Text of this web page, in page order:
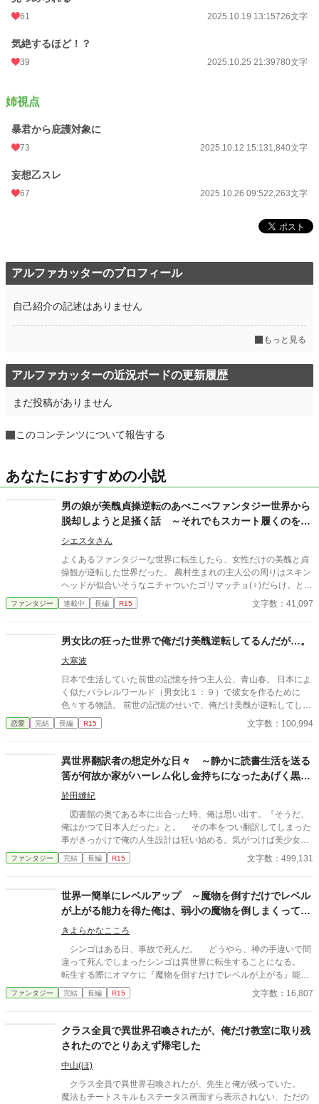
61 2025.10.19 13:15726文字
気絶するほど！？
39 2025.10.25 21:39780文字
姉視点
暴君から庇護対象に
73 2025.10.12 15:131,840文字
妄想乙スレ
67 2025.10.26 09:522,263文字
アルファカッターのプロフィール
自己紹介の記述はありません
もっと見る
アルファカッターの近況ボードの更新履歴
まだ投稿がありません
このコンテンツについて報告する
あなたにおすすめの小説
男の娘が美醜貞操逆転のあべこべファンタジー世界から
脱却しようと足掻く話 ～それでもスカート履くのを止
められない～
シエスタさん
よくあるファンタジーな世界に転生したら、女性だけの美醜と貞
操観が逆転した世界だった。 農村生まれの主人公の周りはスキン
ヘッドが似合いそうなニチャついたゴリマッチョ(♀)だらけ。とい
うかこの世界の”人間の女性”は大体そんな感じばかり。 このまま
だと貞操が危ない！ そんな中、やっと記憶を取り戻した主人公。
話。 気が付いたらその内周囲が亜人(モン娘)だらけになってる。
ファンタジー 連載中 長編 R15 文字数：41,097
男女比の狂った世界で俺だけ美醜逆転してるんだが…。
大寒波
日本で生活していた前世の記憶を持つ主人公、青山春。 日本によ
く似たパラレルワールド（男女比１：９）で彼女を作るために
色々する物語。 前世の記憶のせいで、俺だけ美醜が逆転してしま
っているので、この世界で可愛いと言われている子達には興味が
ない…。 うん。ポジティブに考えれば、前世で女優やモデルを出
計画を実行しようとするも断念。 その後は勉強出来るのおもしれ
ぇ！ 状態に陥り、時が流れ大学に入学。 そこで義務を思い出し
二十歳までに彼女が欲しい！いなきゃしんどい！と配信を始めて
みたり…。 大学の食堂で出会った美人とお近づきになろうとした
り…！ 作者が暗い話が嫌いなので、基本的に明るめの話構成にな
ってるはずです。
恋愛 完結 長編 R15 文字数：100,994
異世界翻訳者の想定外な日々 ～静かに読書生活を送る
筈が何故か家がハーレム化し金持ちになったあげく黒覆
面の最強怪傑となってしまった～
於田縫紀
図書館の奥である本に出合った時、俺は思い出す。『そうだ、
俺はかつて日本人だった』と。 その本をつい翻訳してしまった
事がきっかけで俺の人生設計は狂い始める。気がつけば美少女３
人に囲まれつつ仕事に追われる毎日。そして時々俺は悩む。本当
に俺はこんな暮らしをしてていいのだろうかと。ハーレム状態な
ファンタジー 完結 長編 R15 文字数：499,131
世界一簡単にレベルアップ ～魔物を倒すだけでレベル
が上がる能力を得た俺は、弱小の魔物を倒しまくって異
世界でハーレム作る事にしました～
きよらかなこころ
シンゴはある日、事故で死んだ。 どうやら、神の手違いで間
違って死んでしまったシンゴは異世界に転生することになる。
転生する際にオマケに『魔物を倒すだけでレベルが上がる』能力
を貰ったシンゴ。 弱小の魔物を倒してレベルを上げ、異世界で
ハーレムを作る事を企むのだった。
ファンタジー 完結 長編 R15 文字数：16,807
クラス全員で異世界召喚されたが、俺だけ教室に取り残
されたのでとりあえず帰宅した
中山(ほ)
クラス全員で異世界召喚されたが、先生と俺が残っていた。
魔法もチートスキルもステータス画面すら表示されない、ただの